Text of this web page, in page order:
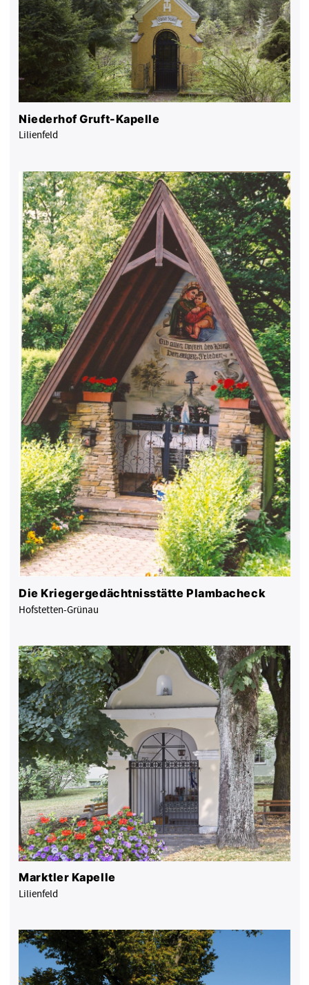
Niederhof Gruft-Kapelle
Lilienfeld
Die Kriegergedächtnisstätte Plambacheck
Hofstetten-Grünau
Marktler Kapelle
Lilienfeld